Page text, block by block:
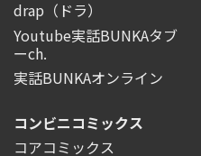
drap（ドラ）
Youtube実話BUNKAタブ
ーch.
実話BUNKAオンライン
コンビニコミックス
コアコミックス